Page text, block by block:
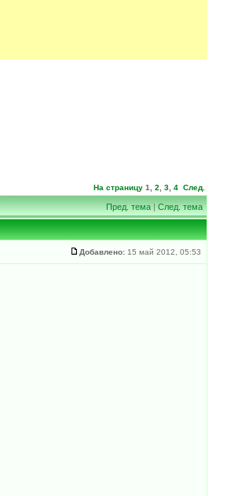
На страницу 1 2 3 4 След.
Пред. тема|След. тема
Добавлено: 15 май 2012, 05:53